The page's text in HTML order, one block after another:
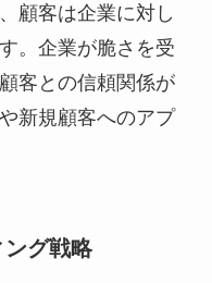
顧客は企業に対し
。企業が脆さを受
客との信頼関係が
新規顧客へのアプ
ング戦略